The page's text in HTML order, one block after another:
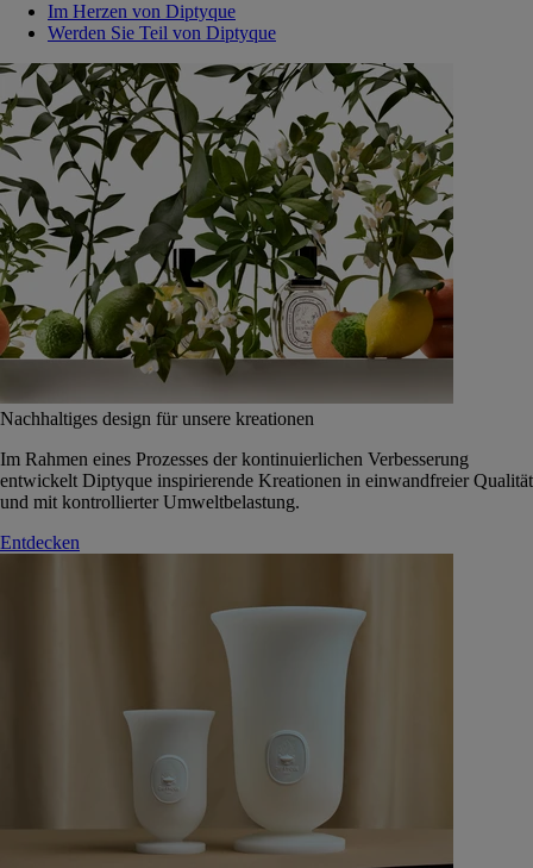
Im Herzen von Diptyque
Werden Sie Teil von Diptyque
Nachhaltiges design für unsere kreationen
Im Rahmen eines Prozesses der kontinuierlichen Verbesserung
entwickelt Diptyque inspirierende Kreationen in einwandfreier Qualität
und mit kontrollierter Umweltbelastung.
Entdecken